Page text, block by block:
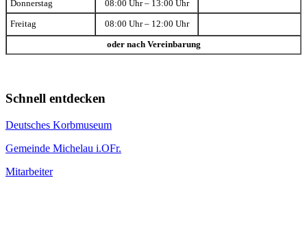
Donnerstag 08:00 Uhr – 13:00 Uhr
Freitag 08:00 Uhr – 12:00 Uhr
oder nach Vereinbarung
Schnell entdecken
Deutsches Korbmuseum
Gemeinde Michelau i.OFr.
Mitarbeiter